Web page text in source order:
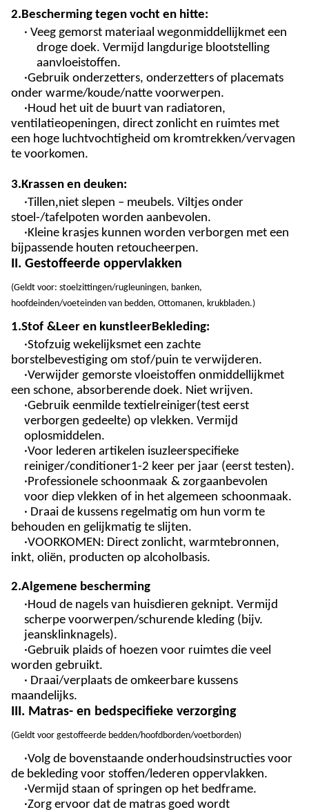
2.Bescherming tegen vocht en hitte:
· Veeg gemorst materiaal wegonmiddellijkmet een
droge doek. Vermijd langdurige blootstelling
aanvloeistoffen.
·Gebruik onderzetters, onderzetters of placemats
onder warme/koude/natte voorwerpen.
·Houd het uit de buurt van radiatoren,
ventilatieopeningen, direct zonlicht en ruimtes met
een hoge luchtvochtigheid om kromtrekken/vervagen
te voorkomen.
3.Krassen en deuken:
·Tillen,niet slepen – meubels. Viltjes onder
stoel-/tafelpoten worden aanbevolen.
·Kleine krasjes kunnen worden verborgen met een
bijpassende houten retoucheerpen.
II. Gestoffeerde oppervlakken
(Geldt voor: stoelzittingen/rugleuningen, banken,
hoofdeinden/voeteinden van bedden, Ottomanen, krukbladen.)
1.Stof &Leer en kunstleerBekleding:
·Stofzuig wekelijksmet een zachte
borstelbevestiging om stof/puin te verwijderen.
·Verwijder gemorste vloeistoffen onmiddellijkmet
een schone, absorberende doek. Niet wrijven.
·Gebruik eenmilde textielreiniger(test eerst
verborgen gedeelte) op vlekken. Vermijd
oplosmiddelen.
·Voor lederen artikelen isuzleerspecifieke
reiniger/conditioner1-2 keer per jaar (eerst testen).
·Professionele schoonmaak & zorgaanbevolen
voor diep vlekken of in het algemeen schoonmaak.
· Draai de kussens regelmatig om hun vorm te
behouden en gelijkmatig te slijten.
·VOORKOMEN: Direct zonlicht, warmtebronnen,
inkt, oliën, producten op alcoholbasis.
2.Algemene bescherming
·Houd de nagels van huisdieren geknipt. Vermijd
scherpe voorwerpen/schurende kleding (bijv.
jeansklinknagels).
·Gebruik plaids of hoezen voor ruimtes die veel
worden gebruikt.
· Draai/verplaats de omkeerbare kussens
maandelijks.
III. Matras- en bedspecifieke verzorging
(Geldt voor gestoffeerde bedden/hoofdborden/voetborden)
·Volg de bovenstaande onderhoudsinstructies voor
de bekleding voor stoffen/lederen oppervlakken.
·Vermijd staan ​​of springen op het bedframe.
·Zorg ervoor dat de matras goed wordt